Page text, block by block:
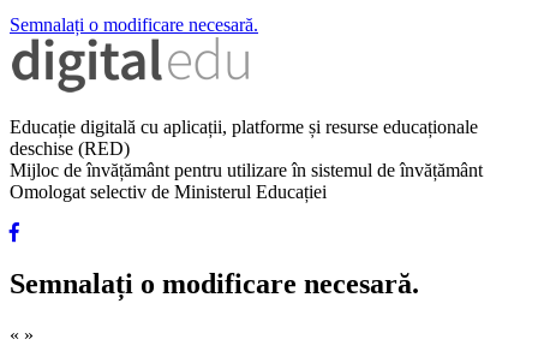
Semnalați o modificare necesară.
Educație digitală cu aplicații, platforme și resurse educaționale
deschise (RED)
Mijloc de învățământ pentru utilizare în sistemul de învățământ
Omologat selectiv de Ministerul Educației
Semnalați o modificare necesară.
« »